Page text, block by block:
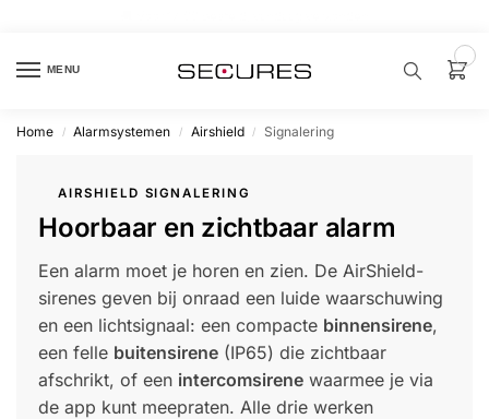
MENU
Alarm
Home / Alarmsystemen / Airshield / Signalering
AIRSHIELD SIGNALERING
Hoorbaar en zichtbaar alarm
Een alarm moet je horen en zien. De AirShield-
sirenes geven bij onraad een luide waarschuwing
en een lichtsignaal: een compacte binnensirene,
een felle buitensirene (IP65) die zichtbaar
afschrikt, of een intercomsirene waarmee je via
de app kunt meepraten. Alle drie werken